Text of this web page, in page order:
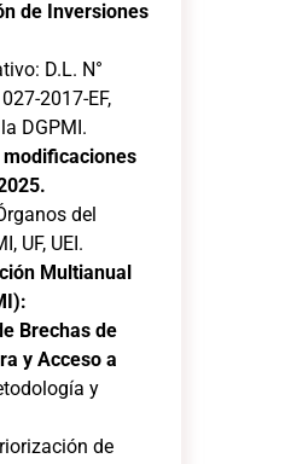
de Inversiones
D.L. N°
2017-EF,
DGPMI.
modificaciones
del
UF, UEI.
Multianual
Brechas de
y Acceso a
y
de